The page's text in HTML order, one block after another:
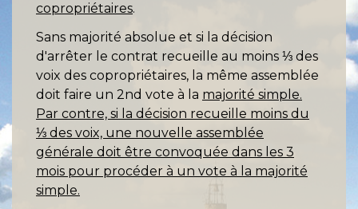
copropriétaires.
Sans majorité absolue et si la décision
d'arrêter le contrat recueille au moins ⅓ des
voix des copropriétaires, la même assemblée
doit faire un 2nd vote à la majorité simple.
Par contre, si la décision recueille moins du
⅓ des voix, une nouvelle assemblée
générale doit être convoquée dans les 3
mois pour procéder à un vote à la majorité
simple.